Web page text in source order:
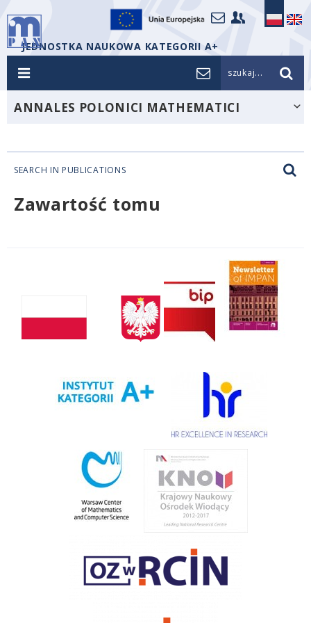
JEDNOSTKA NAUKOWA KATEGORII A+
szukaj...
ANNALES POLONICI MATHEMATICI
SEARCH IN PUBLICATIONS
Zawartość tomu